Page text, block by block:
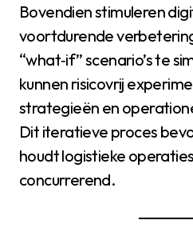
Bovendien stimuleren
voortdurende
“what‑if” scenario’s te
kunnen risicovrij
strategieën en
Dit iteratieve proces
houdt logistieke
concurrerend.